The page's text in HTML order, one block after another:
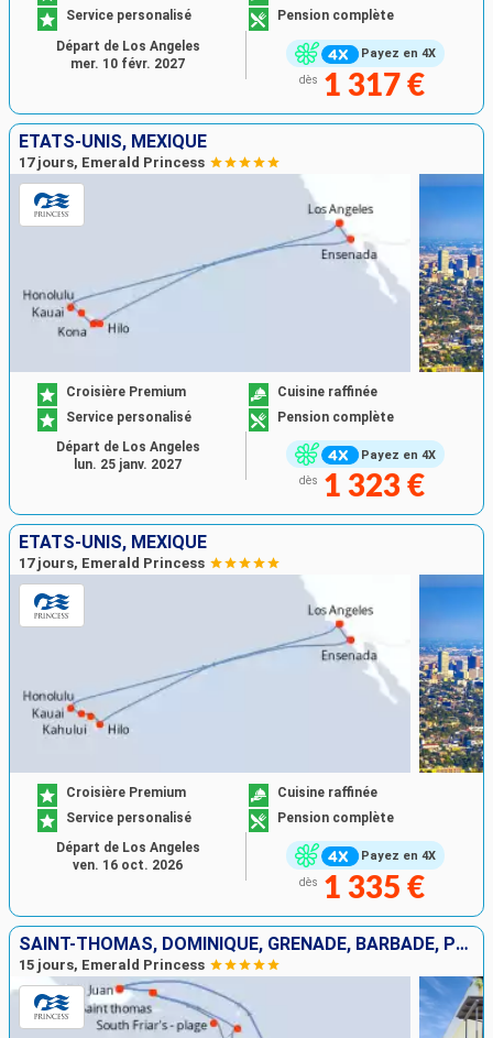
Payez en 4X
Service personalisé
Pension complète
dès 1 317 €
Départ de Los Angeles
mer. 10 févr. 2027
ÉTATS-UNIS, MEXIQUE
17 jours, Emerald Princess
Payez en 4X
Croisière Premium
Cuisine raffinée
Service personalisé
Pension complète
dès 1 323 €
Départ de Los Angeles
lun. 25 janv. 2027
ÉTATS-UNIS, MEXIQUE
17 jours, Emerald Princess
Payez en 4X
Croisière Premium
Cuisine raffinée
Service personalisé
Pension complète
dès 1 335 €
Départ de Los Angeles
ven. 16 oct. 2026
SAINT-THOMAS, DOMINIQUE, GRENADE, BARBADE, PORTO RICO, SAINT-MARTIN, ANTIGUA-ET-BARBUDA, SAINTE-LUCIE
15 jours, Emerald Princess